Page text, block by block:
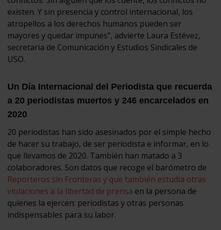
existen. Y sin presencia y control internacional, los
atropellos a los derechos humanos pueden ser
mayores y quedar impunes”, advierte Laura Estévez,
secretaria de Comunicación y Estudios Sindicales de
USO.
Un Día Internacional del Periodista que recuerda
a 20 periodistas muertos y 246 encarcelados en
2020
20 periodistas han sido asesinados por el simple hecho
de hacer su trabajo, de ser periodista e informar, en lo
que llevamos de 2020. También han matado a 3
colaboradores. Son datos que recoge el barómetro de
Reporteros sin Fronteras y que también estudia otras
violaciones a la libertad de prensa en la persona de
quienes la ejercen: periodistas y otras personas
indispensables para su labor.